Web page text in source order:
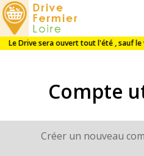
Loire
Compte
OngletsCréer un nouveau